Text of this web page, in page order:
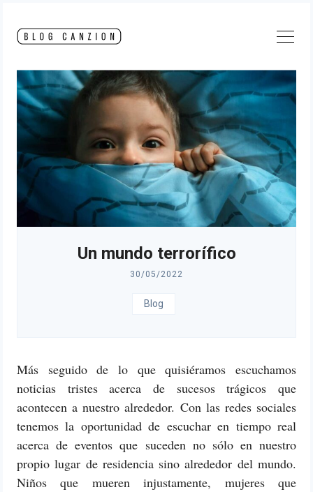
content
Un mundo terrorífico
30/05/2022
Blog
Más seguido de lo que quisiéramos escuchamos
noticias tristes acerca de sucesos trágicos que
acontecen a nuestro alrededor. Con las redes sociales
tenemos la oportunidad de escuchar en tiempo real
acerca de eventos que suceden no sólo en nuestro
propio lugar de residencia sino alrededor del mundo.
Niños que mueren injustamente, mujeres que